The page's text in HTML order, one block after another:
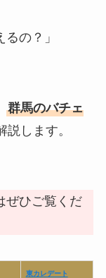
の？」
群馬のバチェ
説します。
ぜひご覧くだ
東カレデート